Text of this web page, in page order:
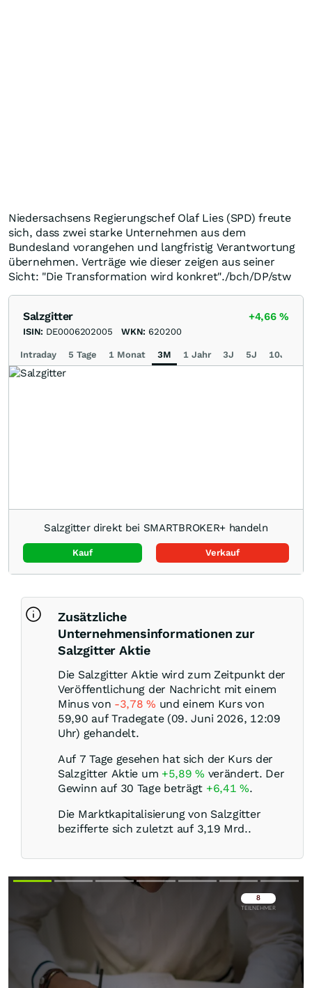
Niedersachsens Regierungschef Olaf Lies (SPD) freute
sich, dass zwei starke Unternehmen aus dem
Bundesland vorangehen und langfristig Verantwortung
übernehmen. Verträge wie dieser zeigen aus seiner
Sicht: "Die Transformation wird konkret"./bch/DP/stw
Salzgitter +4,66%
ISIN: DE0006202005 WKN: 620200
Intraday 5 Tage 1 Monat 3M 1 Jahr 3J 5J 10J
Salzgitter direkt bei SMARTBROKER+ handeln
Kauf Verkauf
Zusätzliche
Unternehmensinformationen zur
Salzgitter Aktie
Die Salzgitter Aktie wird zum Zeitpunkt der
Veröffentlichung der Nachricht mit einem
Minus von -3,78% und einem Kurs von
59,90 auf Tradegate (09. Juni 2026, 12:09
Uhr) gehandelt.
Auf 7 Tage gesehen hat sich der Kurs der
Salzgitter Aktie um +5,89% verändert. Der
Gewinn auf 30 Tage beträgt +6,41%.
Die Marktkapitalisierung von Salzgitter
bezifferte sich zuletzt auf 3,19 Mrd..